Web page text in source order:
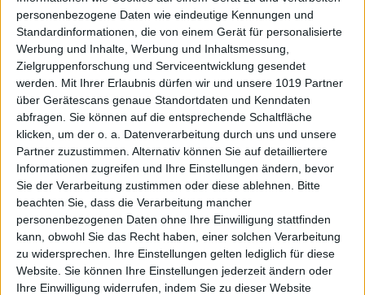
personenbezogene Daten wie eindeutige Kennungen und
Standardinformationen, die von einem Gerät für personalisierte
Werbung und Inhalte, Werbung und Inhaltsmessung,
Zielgruppenforschung und Serviceentwicklung gesendet
werden.
Mit Ihrer Erlaubnis dürfen wir und unsere 1019 Partner
über Gerätescans genaue Standortdaten und Kenndaten
abfragen. Sie können auf die entsprechende Schaltfläche
klicken, um der o. a. Datenverarbeitung durch uns und unsere
Partner zuzustimmen. Alternativ können Sie auf detailliertere
Informationen zugreifen und Ihre Einstellungen ändern, bevor
Sie der Verarbeitung zustimmen oder diese ablehnen.
Bitte
beachten Sie, dass die Verarbeitung mancher
personenbezogenen Daten ohne Ihre Einwilligung stattfinden
kann, obwohl Sie das Recht haben, einer solchen Verarbeitung
zu widersprechen. Ihre Einstellungen gelten lediglich für diese
Website. Sie können Ihre Einstellungen jederzeit ändern oder
Ihre Einwilligung widerrufen, indem Sie zu dieser Website